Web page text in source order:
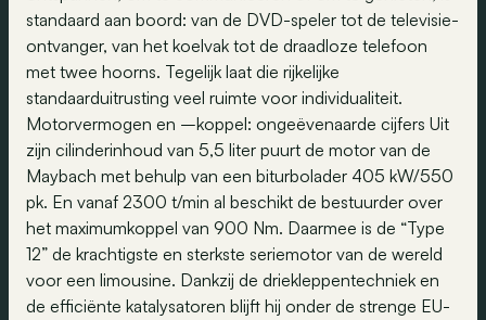
standaard aan boord: van de DVD-speler tot de televisie-
ontvanger, van het koelvak tot de draadloze telefoon
met twee hoorns. Tegelijk laat die rijkelijke
standaarduitrusting veel ruimte voor individualiteit.
Motorvermogen en –koppel: ongeëvenaarde cijfers Uit
zijn cilinderinhoud van 5,5 liter puurt de motor van de
Maybach met behulp van een biturbolader 405 kW/550
pk. En vanaf 2300 t/min al beschikt de bestuurder over
het maximumkoppel van 900 Nm. Daarmee is de “Type
12” de krachtigste en sterkste seriemotor van de wereld
voor een limousine. Dankzij de driekleppentechniek en
de efficiënte katalysatoren blijft hij onder de strenge EU-